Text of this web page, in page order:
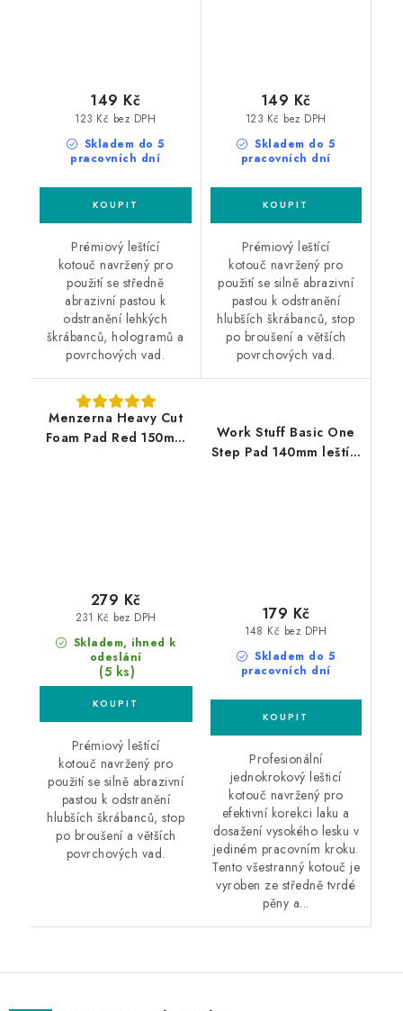
Skladem do 5
pracovních dní
123 Kč bez DPH
149 Kč
Prémiový leštící
kotouč navržený pro
použití se středně
abrazivní pastou k
odstranění lehkých
škrábanců, hologramů a
povrchových vad.
Skladem do 5
pracovních dní
123 Kč bez DPH
149 Kč
Prémiový leštící
kotouč navržený pro
použití se silně abrazivní
pastou k odstranění
hlubších škrábanců, stop
po broušení a větších
povrchových vad.
Menzerna Heavy Cut
Foam Pad Red 150mm
Skladem, ihned k
odeslání
(5 ks)
231 Kč bez DPH
279 Kč
Prémiový leštící
kotouč navržený pro
použití se silně abrazivní
pastou k odstranění
hlubších škrábanců, stop
po broušení a větších
povrchových vad.
Work Stuff Basic One
Step Pad 140mm leštící
Skladem do 5
pracovních dní
148 Kč bez DPH
179 Kč
Profesionální
jednokrokový lešticí
kotouč navržený pro
efektivní korekci laku a
dosažení vysokého lesku v
jediném pracovním kroku.
Tento všestranný kotouč je
vyroben ze středně tvrdé
pěny a...